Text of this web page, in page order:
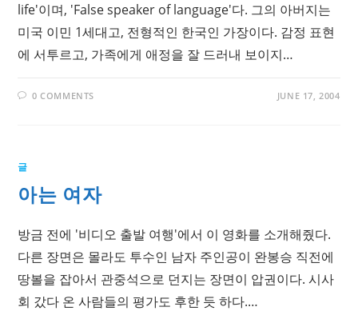
life'이며, 'False speaker of language'다. 그의 아버지는
미국 이민 1세대고, 전형적인 한국인 가장이다. 감정 표현
에 서투르고, 가족에게 애정을 잘 드러내 보이지…
0 COMMENTS JUNE 17, 2004
글
아는 여자
방금 전에 '비디오 출발 여행'에서 이 영화를 소개해줬다.
다른 장면은 몰라도 투수인 남자 주인공이 완봉승 직전에
땅볼을 잡아서 관중석으로 던지는 장면이 압권이다. 시사
회 갔다 온 사람들의 평가도 후한 듯 하다.…